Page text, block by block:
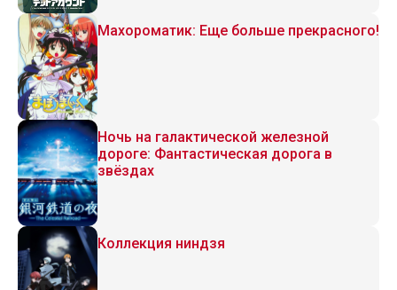
Махороматик: Еще больше прекрасного!
Ночь на галактической железной
дороге: Фантастическая дорога в
звёздах
Коллекция ниндзя